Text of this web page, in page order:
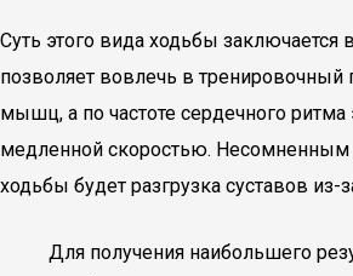
Суть этого вида ходьбы заключается
позволяет вовлечь в тренировочный
мышц, а по частоте сердечного ритма
медленной скоростью.
ходьбы будет разгрузка суставов из-
Для получения наибольшего